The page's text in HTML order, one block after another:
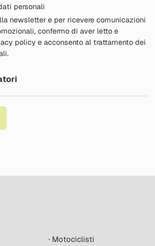
personali
newsletter e per ricevere comunicazioni
confermo di aver letto e
policy e acconsento al trattamento dei
· Motociclisti